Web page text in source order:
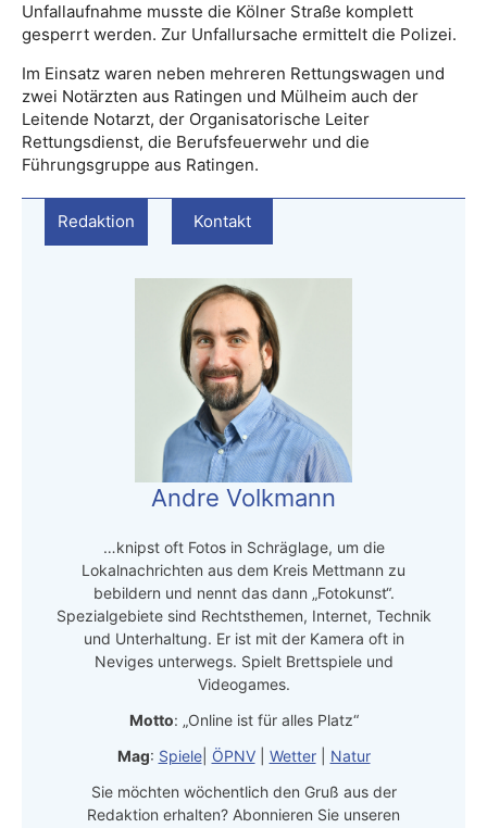
Unfallaufnahme musste die Kölner Straße komplett
gesperrt werden. Zur Unfallursache ermittelt die Polizei.
Im Einsatz waren neben mehreren Rettungswagen und
zwei Notärzten aus Ratingen und Mülheim auch der
Leitende Notarzt, der Organisatorische Leiter
Rettungsdienst, die Berufsfeuerwehr und die
Führungsgruppe aus Ratingen.
Redaktion Kontakt
Andre Volkmann
…knipst oft Fotos in Schräglage, um die
Lokalnachrichten aus dem Kreis Mettmann zu
bebildern und nennt das dann „Fotokunst“.
Spezialgebiete sind Rechtsthemen, Internet, Technik
und Unterhaltung. Er ist mit der Kamera oft in
Neviges unterwegs. Spielt Brettspiele und
Videogames.
Motto: „Online ist für alles Platz“
Mag: Spiele| ÖPNV| Wetter| Natur
Sie möchten wöchentlich den Gruß aus der
Redaktion erhalten? Abonnieren Sie unseren